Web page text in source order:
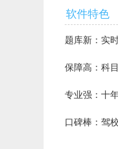
软件特色
题库新：实
保障高：科
专业强：十
口碑棒：驾